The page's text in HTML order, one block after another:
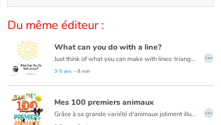
Fêtes et évènements
Amour et amitié
Sujets de société
Émotions et sentiments
Du même éditeur :
What can you do with a line?
Just think of what you can make with lines: triangles, squares, and circles. Houses, trees, tigers, ice cream cones and even zebras! This book is about lines and drawing them into different shapes to create masterpieces!
Read this book in French here:
3-5 ans - 8 min
…
Mes 100 premiers animaux
Grâce à sa grande variété d'animaux joliment illustrés et mis en scène dans leur environnement, ce livre aide les plus petits à développer leur vocabulaire et les sensibilise à la diversité du monde animal. …